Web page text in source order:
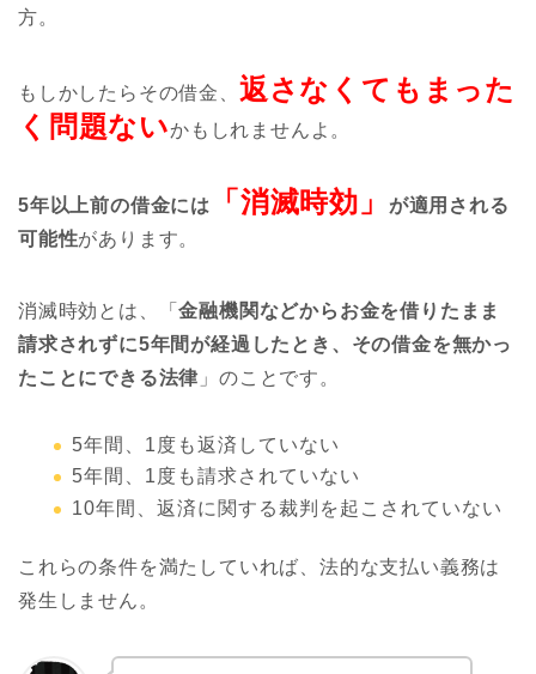
方。
もしかしたらその借金、 返さなくてもまった
く問題ないかもしれませんよ。
5年以上前の借金には 「消滅時効」
が適用される
可能性があります。
消滅時効とは、「金融機関などからお金を借りたまま
請求されずに5年間が経過したとき、その借金を無かっ
たことにできる法律 」のことです。
5年間、1度も返済していない
5年間、1度も請求されていない
10年間、返済に関する裁判を起こされていない
これらの条件を満たしていれば、法的な支払い義務は
発生しません。